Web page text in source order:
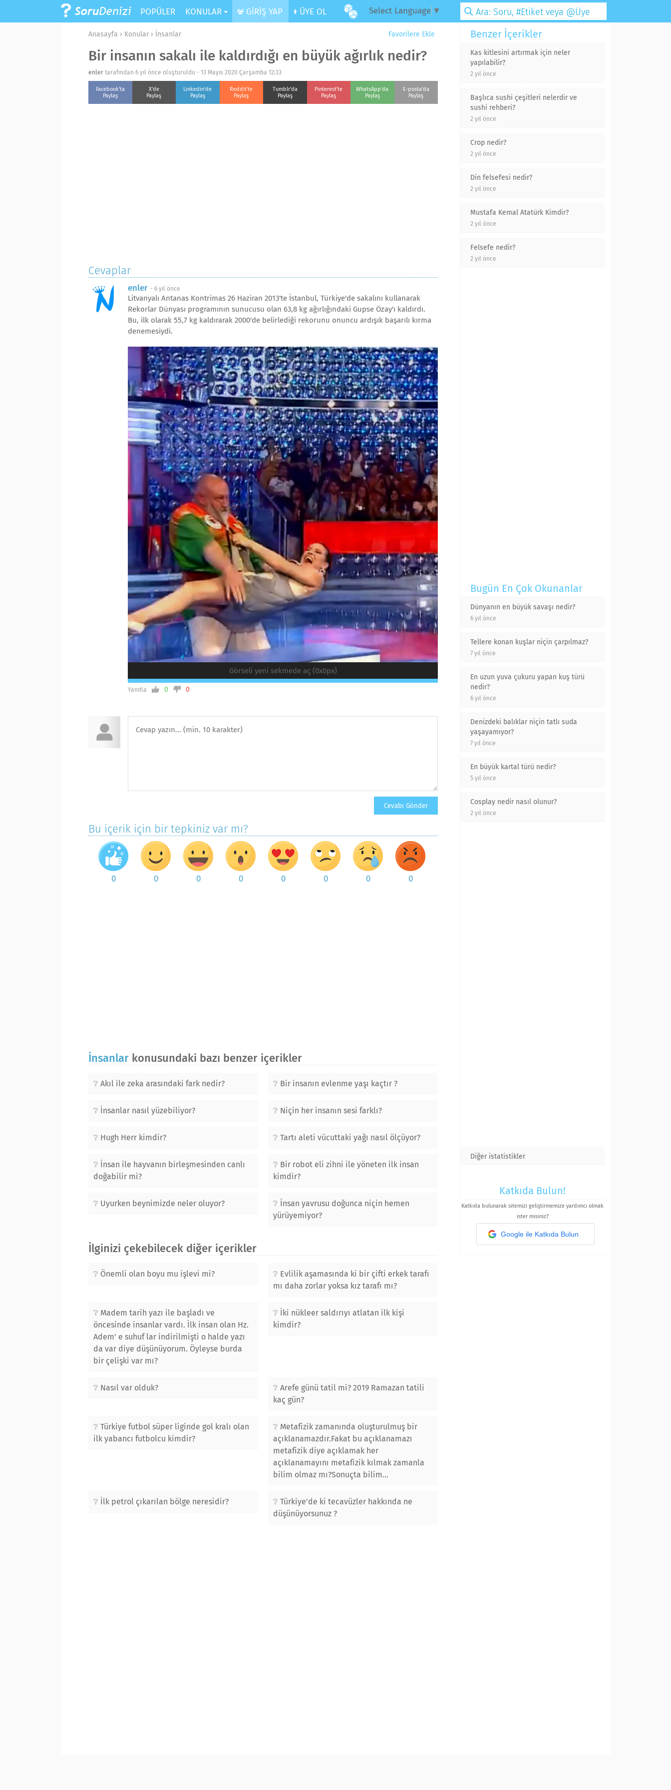
POPÜLER KONULAR GİRİŞ YAP ÜYE OL Select Language ▼
Favorilere Ekle
Anasayfa › Konular › İnsanlar
Bir insanın sakalı ile kaldırdığı en büyük ağırlık nedir?
enler tarafından 6 yıl önce oluşturuldu - 13 Mayıs 2020 Çarşamba 12:33
Facebook'ta
Paylaş
X'de
Paylaş
Linkedin'de
Paylaş
Reddit'te
Paylaş
Tumblr'da
Paylaş
Pinterest'te
Paylaş
WhatsApp'da
Paylaş
E-posta'da
Paylaş
Cevaplar
enler - 6 yıl önce
Litvanyalı Antanas Kontrimas 26 Haziran 2013'te İstanbul, Türkiye'de sakalını kullanarak
Rekorlar Dünyası programının sunucusu olan 63,8 kg ağırlığındaki Gupse Özay'ı kaldırdı.
Bu, ilk olarak 55,7 kg kaldırarak 2000'de belirlediği rekorunu onuncu ardışık başarılı kırma
denemesiydi.
Görseli yeni sekmede aç (0x0px)
Yanıtla 0 0
Bu içerik için bir tepkiniz var mı?
0 0 0 0 0 0 0 0
İnsanlar konusundaki bazı benzer içerikler
Akıl ile zeka arasındaki fark nedir? Bir insanın evlenme yaşı kaçtır ?
İnsanlar nasıl yüzebiliyor? Niçin her insanın sesi farklı?
Hugh Herr kimdir? Tartı aleti vücuttaki yağı nasıl ölçüyor?
İnsan ile hayvanın birleşmesinden canlı
doğabilir mi?
Bir robot eli zihni ile yöneten ilk insan
kimdir?
Uyurken beynimizde neler oluyor?
İnsan yavrusu doğunca niçin hemen
yürüyemiyor?
İlginizi çekebilecek diğer içerikler
Önemli olan boyu mu işlevi mi?
Evlilik aşamasında ki bir çifti erkek tarafı
mı daha zorlar yoksa kız tarafı mı?
Madem tarih yazı ile başladı ve
öncesinde insanlar vardı. İlk insan olan Hz.
Adem' e suhuf lar indirilmişti o halde yazı
da var diye düşünüyorum. Öyleyse burda
bir çelişki var mı?
İki nükleer saldırıyı atlatan ilk kişi
kimdir?
Nasıl var olduk?
Arefe günü tatil mi? 2019 Ramazan tatili
kaç gün?
Türkiye futbol süper liginde gol kralı olan
ilk yabancı futbolcu kimdir?
Metafizik zamanında oluşturulmuş bir
açıklanamazdır.Fakat bu açıklanamazı
metafizik diye açıklamak her
açıklanamayını metafizik kılmak zamanla
bilim olmaz mı?Sonuçta bilim...
İlk petrol çıkarılan bölge neresidir?
Türkiye'de ki tecavüzler hakkında ne
düşünüyorsunuz ?
Benzer İçerikler
Kas kitlesini artırmak için neler
yapılabilir?
2 yıl önce
Başlıca sushi çeşitleri nelerdir ve
sushi rehberi?
2 yıl önce
Crop nedir?
2 yıl önce
Din felsefesi nedir?
2 yıl önce
Mustafa Kemal Atatürk Kimdir?
2 yıl önce
Felsefe nedir?
2 yıl önce
Bugün En Çok Okunanlar
Dünyanın en büyük savaşı nedir?
6 yıl önce
Tellere konan kuşlar niçin çarpılmaz?
7 yıl önce
En uzun yuva çukuru yapan kuş türü
nedir?
6 yıl önce
Denizdeki balıklar niçin tatlı suda
yaşayamıyor?
7 yıl önce
En büyük kartal türü nedir?
5 yıl önce
Cosplay nedir nasıl olunur?
2 yıl önce
Diğer istatistikler
Katkıda Bulun!
Katkıda bulunarak sitemizi geliştirmemize yardımcı olmak
ister misiniz?
Google ile Katkıda Bulun